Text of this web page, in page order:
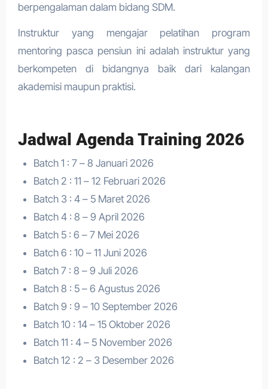
berpengalaman dalam bidang SDM.
Instruktur yang mengajar pelatihan program
mentoring pasca pensiun ini adalah instruktur yang
berkompeten di bidangnya baik dari kalangan
akademisi maupun praktisi.
Jadwal Agenda Training 2026
Batch 1 : 7 – 8 Januari 2026
Batch 2 : 11 – 12 Februari 2026
Batch 3 : 4 – 5 Maret 2026
Batch 4 : 8 – 9 April 2026
Batch 5 : 6 – 7 Mei 2026
Batch 6 : 10 – 11 Juni 2026
Batch 7 : 8 – 9 Juli 2026
Batch 8 : 5 – 6 Agustus 2026
Batch 9 : 9 – 10 September 2026
Batch 10 : 14 – 15 Oktober 2026
Batch 11 : 4 – 5 November 2026
Batch 12 : 2 – 3 Desember 2026